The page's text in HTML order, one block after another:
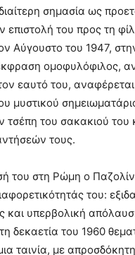
σημασία ως
επιστολή του προς τη
Αύγουστο του 1947,
ομοφυλόφιλος,
εαυτό του, αναφέρεται
μυστικού
τσέπη του σακακιού του
τους.
του στη Ρώμη ο
του:
και υπερβολική
δεκαετία του 1960
ταινία, με